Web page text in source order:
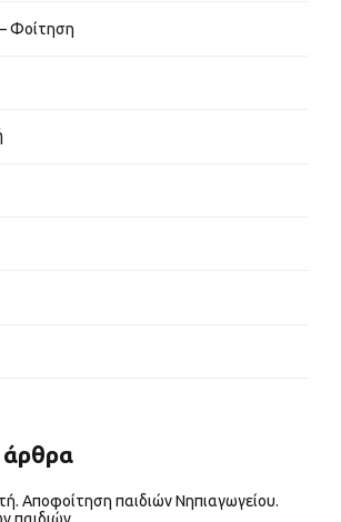
Φοίτηση
Αποφοίτηση παιδιών Νηπιαγωγείου.